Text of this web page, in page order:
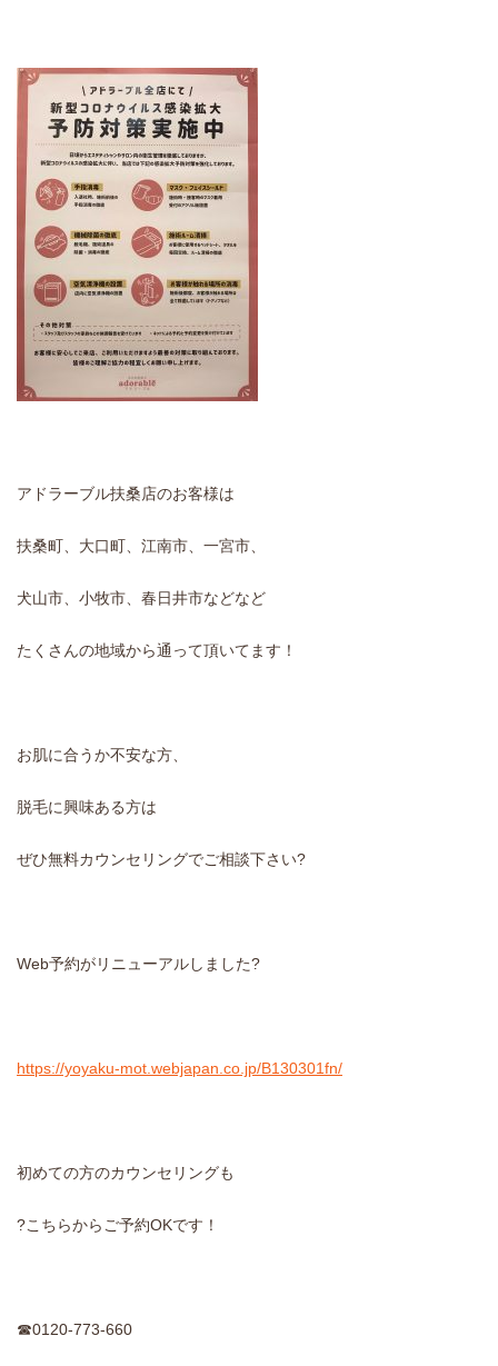
アドラーブル扶桑店のお客様は
扶桑町、大口町、江南市、一宮市、
犬山市、小牧市、春日井市などなど
たくさんの地域から通って頂いてます！
お肌に合うか不安な方、
脱毛に興味ある方は
ぜひ無料カウンセリングでご相談下さい?
Web予約がリニューアルしました?
https://yoyaku-mot.webjapan.co.jp/B130301fn/
初めての方のカウンセリングも
?こちらからご予約OKです！
☎0120-773-660